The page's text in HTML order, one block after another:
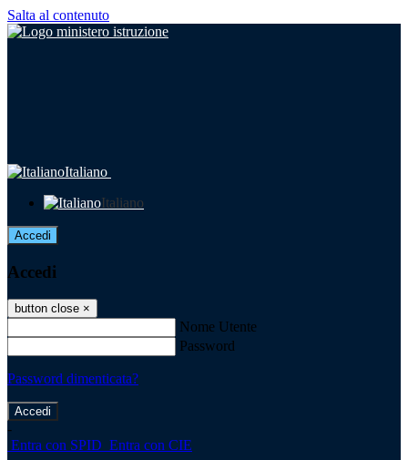
Salta al contenuto
Italiano
Italiano
Accedi
Accedi
button close ×
Nome Utente
Password
Password dimenticata?
-
Entra con SPID Entra con CIE